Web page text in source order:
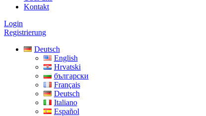
Kontakt
Login
Registrierung
Deutsch
English
Hrvatski
български
Français
Deutsch
Italiano
Español